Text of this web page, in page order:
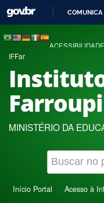
COMUNICA
ACESSIBILIDADE
IFFar
MINISTÉRIO DA
Início Portal Acesso à